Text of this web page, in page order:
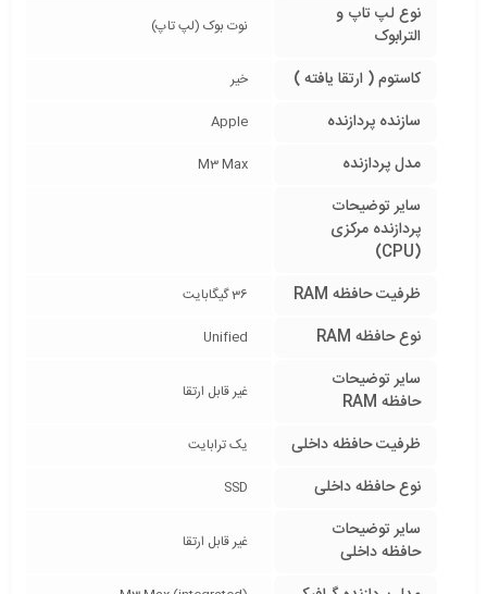
نوع لپ تاپ و
الترابوک
نوت بوک (لپ تاپ)
کاستوم ( ارتقا یافته ) خیر
سازنده پردازنده Apple
مدل پردازنده M3 Max
سایر توضیحات
پردازنده مرکزی
(CPU)
ظرفیت حافظه RAM
36 گیگابایت
نوع حافظه RAM Unified
سایر توضیحات
حافظه RAM
غیر قابل ارتقا
ظرفیت حافظه داخلی یک ترابایت
نوع حافظه داخلی SSD
سایر توضیحات
حافظه داخلی
غیر قابل ارتقا